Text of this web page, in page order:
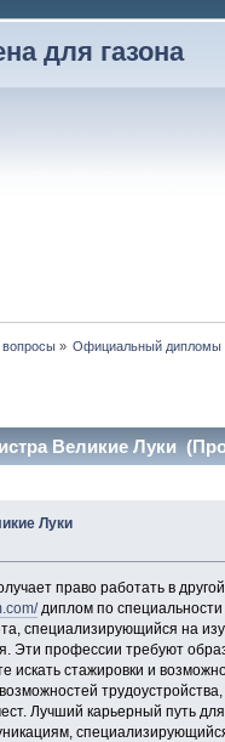
для газона
» Официальный дипломы
Великие Луки
Луки
право работать в
диплом по
специализирующийся на
Эти профессии требуют
стажировки и
Лучший карьерный путь